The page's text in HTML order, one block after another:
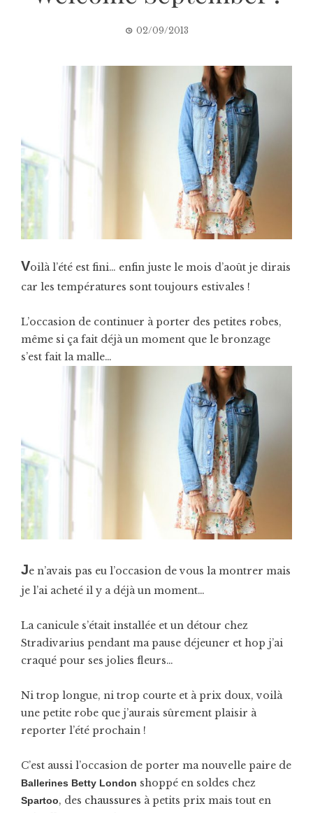
02/09/2013
Voilà l’été est fini… enfin juste le mois d’août je dirais
car les températures sont toujours estivales !
L’occasion de continuer à porter des petites robes,
même si ça fait déjà un moment que le bronzage
s’est fait la malle…
Je n’avais pas eu l’occasion de vous la montrer mais
je l’ai acheté il y a déjà un moment…
La canicule s’était installée et un détour chez
Stradivarius pendant ma pause déjeuner et hop j’ai
craqué pour ses jolies fleurs…
Ni trop longue, ni trop courte et à prix doux, voilà
une petite robe que j’aurais sûrement plaisir à
reporter l’été prochain !
C’est aussi l’occasion de porter ma nouvelle paire de
Ballerines Betty London shoppé en soldes chez
Spartoo, des chaussures à petits prix mais tout en